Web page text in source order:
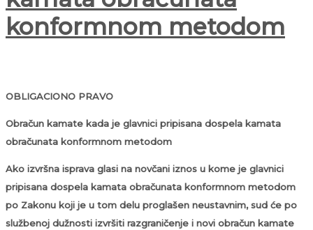
konformnom metodom
OBLIGACIONO PRAVO
Obračun kamate kada je glavnici pripisana dospela kamata
obračunata konformnom metodom
Ako izvršna isprava glasi na novčani iznos u kome je glavnici
pripisana dospela kamata obračunata konformnom metodom
po Zakonu koji je u tom delu proglašen neustavnim, sud će po
službenoj dužnosti izvršiti razgraničenje i novi obračun kamate